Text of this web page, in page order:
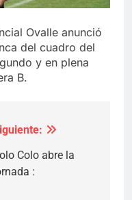
Ovalle anunció
del cuadro del
y en plena
B.
Colo abre la
: